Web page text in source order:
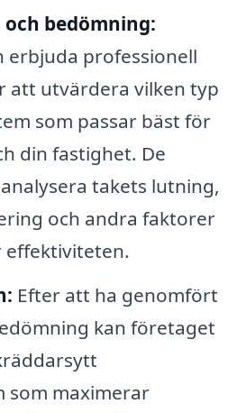
bedömning:
erbjuda professionell
att utvärdera vilken typ
som passar bäst för
din fastighet. De
takets lutning,
och andra faktorer
effektiviteten.
Efter att ha genomfört
kan företaget
som maximerar